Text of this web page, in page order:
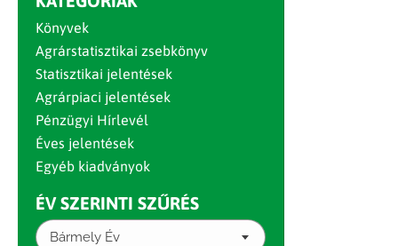
Könyvek
Agrárstatisztikai zsebkönyv
Statisztikai jelentések
Agrárpiaci jelentések
Pénzügyi Hírlevél
Éves jelentések
Egyéb kiadványok
ÉV SZERINTI SZŰRÉS
Bármely Év